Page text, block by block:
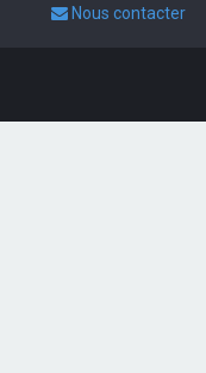
Nous contacter